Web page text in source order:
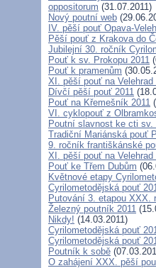
oppositorum (31.07.2011)
Nový poutní web
IV. pěší pouť Opava-
Pěší pouť z Krakova do
Jubilejní 30. ročník
Pouť k sv. Prokopu 2011
Pouť k pramenům
XI. pěší pouť na Velehrad
Dívčí pěší pouť 2011
Pouť na Křemešník 2011
VI. cyklopouť z
Poutní slavnost ke cti sv.
Tradiční Mariánská pouť
9. ročník františkánské
XI. pěší pouť na
Pouť ke Třem Dubům
Květnové etapy
Cyrilometodějská pouť
Putování 3. etapou XXX.
Železný poutník 2011
Nikdy! (14.03.2011)
Cyrilometodějská pouť
Cyrilometodějská pouť
Poutník k sobě
O zahájení XXX. pěší